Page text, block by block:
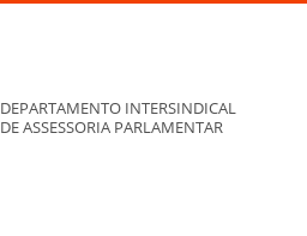
DEPARTAMENTO INTERSINDICAL
DE ASSESSORIA PARLAMENTAR